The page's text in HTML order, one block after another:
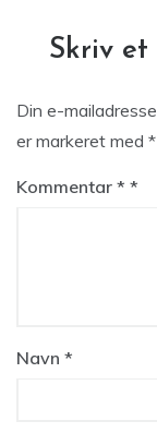
Skriv et
Din e-
er markeret med *
Kommentar *
Navn *